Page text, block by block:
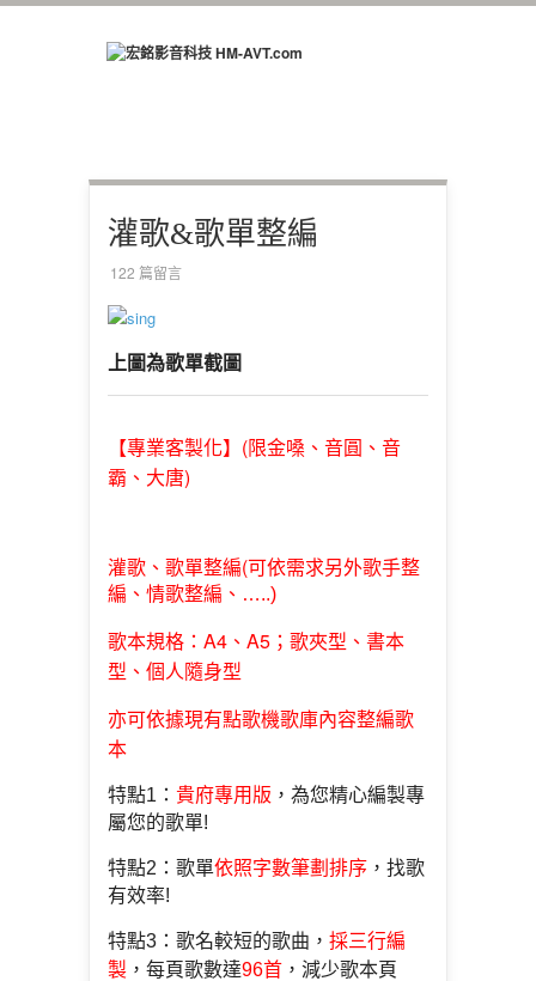
灌歌&歌單整編
122 篇留言
上圖為歌單截圖
【專業客製化】 (限金嗓、音圓、音
霸、大唐)
灌歌、 歌單整編(可依需求另外歌手整
編、情歌整編、…..)
歌本規格：A4、A5；歌夾型、書本
型、個人隨身型
亦可依據現有點歌機歌庫內容整編歌
本
特點1： 貴府專用版 ，為您精心編製專
屬您的歌單!
特點2：歌單依照字數筆劃排序 ，找歌
有效率!
特點3：歌名較短的歌曲， 採三行編
製 ，每頁歌數達96首 ，減少歌本頁